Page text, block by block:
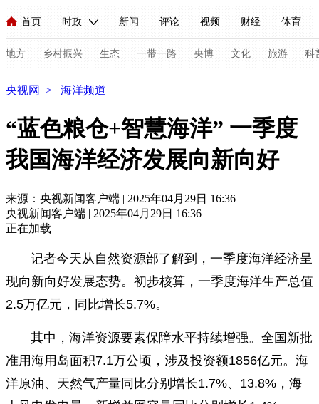
首页 时政 新闻 评论 视频 财经 体育
人民领袖习近平 联播+ 中国领导人 央视快评 习式妙语
直播 栏目大全 节目单 听音 微视频 主持人
海外频道 iPanda English Монгол
地方 乡村振兴 生态 一带一路 央博 文化 旅游 科
新闻 国内 国际 评论 经济 军事 科技
视频 小央视频 小央直播
体育 直播 竞猜 2026年世界杯 2026年冬奥会
VIP会员 CCTV奥林匹克频道
财经 教育 乡村振兴 生态环境 一带一路 央博
大国智造 大国展会 大国保险 云顶对话 云起
央视网
> 海洋频道
“蓝色粮仓+智慧海洋” 一季度
我国海洋经济发展向新向好
来源：央视新闻客户端 | 2025年04月29日 16:36
央视新闻客户端 | 2025年04月29日 16:36
正在加载
记者今天从自然资源部了解到，一季度海洋经济呈
现向新向好发展态势。初步核算，一季度海洋生产总值
2.5万亿元，同比增长5.7%。
其中，海洋资源要素保障水平持续增强。全国新批
准用海用岛面积7.1万公顷，涉及投资额1856亿元。海
洋原油、天然气产量同比分别增长1.7%、13.8%，海